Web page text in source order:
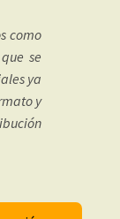
como
se
ya
y